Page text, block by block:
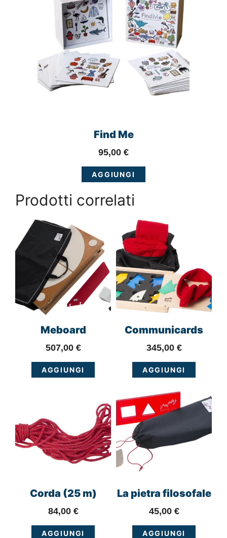
Find Me
95,00 €
AGGIUNGI
Prodotti correlati
Meboard
507,00 €
AGGIUNGI
Communicards
345,00 €
AGGIUNGI
Corda (25 m)
84,00 €
AGGIUNGI
La pietra filosofale
45,00 €
AGGIUNGI